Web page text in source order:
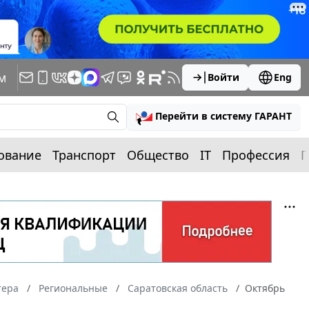
Войти Eng
Перейти в систему ГАРАНТ
Транспорт Общество IT Профессия
Региональные Саратовская область Октябрь